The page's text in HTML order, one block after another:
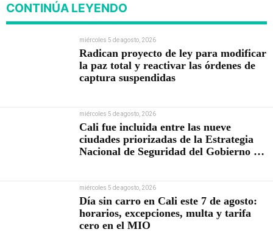
CONTINÚA LEYENDO
miércoles 5 de agosto, 2026
Radican proyecto de ley para modificar
la paz total y reactivar las órdenes de
captura suspendidas
miércoles 5 de agosto, 2026
Cali fue incluida entre las nueve
ciudades priorizadas de la Estrategia
Nacional de Seguridad del Gobierno de
miércoles 5 de agosto, 2026
Día sin carro en Cali este 7 de agosto:
horarios, excepciones, multa y tarifa
cero en el MIO